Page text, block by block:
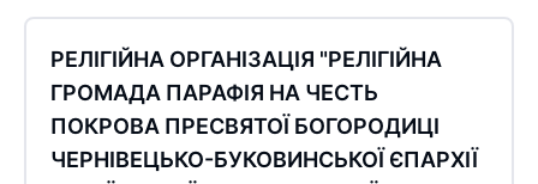
РЕЛІГІЙНА ОРГАНІЗАЦІЯ "РЕЛІГІЙНА
ГРОМАДА ПАРАФІЯ НА ЧЕСТЬ
ПОКРОВА ПРЕСВЯТОЇ БОГОРОДИЦІ
ЧЕРНІВЕЦЬКО-БУКОВИНСЬКОЇ ЄПАРХІЇ